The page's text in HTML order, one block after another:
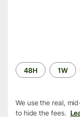
Time
period
48H 1W
We use the real,
to hide the fees.